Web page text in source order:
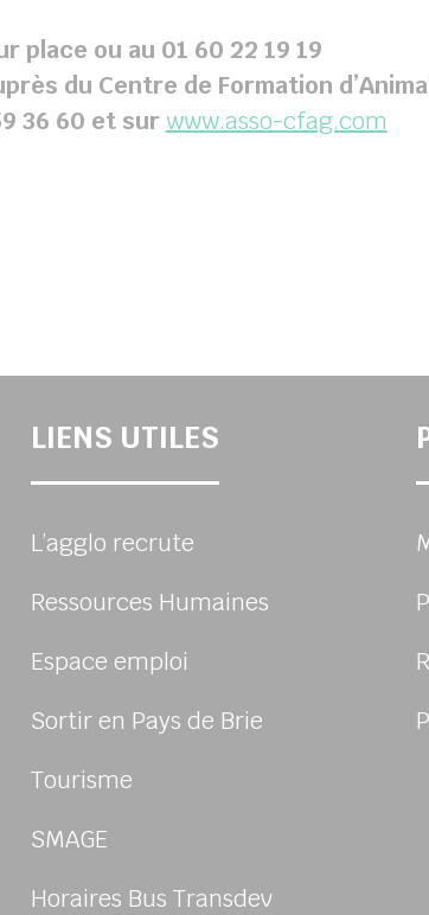
place ou au 01 60 22 19 19
du Centre de Formation
36 60 et sur www.asso-cfag.com
Linkedin
LIENS UTILES
L’agglo recrute
Ressources Humaines
Espace emploi
Sortir en Pays de Brie
Tourisme
SMAGE
Horaires Bus Transdev